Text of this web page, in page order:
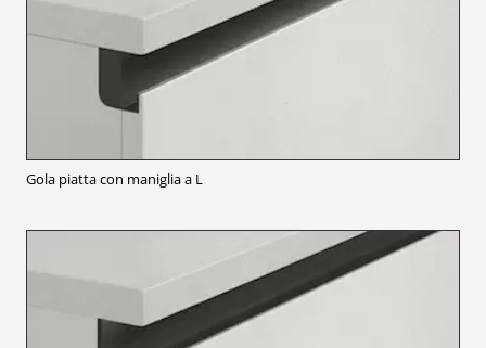
Gola piatta con maniglia a L